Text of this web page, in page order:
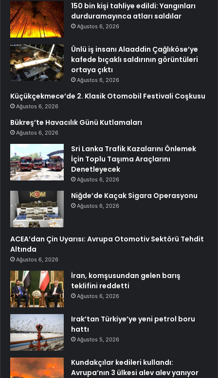
150 bin kişi tahliye edildi: Yangınları
durduramayınca atları saldılar
Ağustos 6, 2026
Ünlü iş insanı Alaaddin Çağlıköse’ye
kafede bıçaklı saldırının görüntüleri
ortaya çıktı
Ağustos 6, 2026
Küçükçekmece’de 2. Klasik Otomobil Festivali Coşkusu
Ağustos 6, 2026
Bükreş’te Havacılık Günü Kutlamaları
Ağustos 6, 2026
Sri Lanka Trafik Kazalarını Önlemek
İçin Toplu Taşıma Araçlarını
Denetleyecek
Ağustos 6, 2026
Niğde’de Kaçak Sigara Operasyonu
Ağustos 6, 2026
ACEA’dan Çin Uyarısı: Avrupa Otomotiv Sektörü Tehdit
Altında
Ağustos 6, 2026
İran, komşusundan gelen barış
teklifini reddetti
Ağustos 6, 2026
Irak’tan Türkiye’ye yeni petrol boru
hattı
Ağustos 5, 2026
Kundakçılar kedileri kullandı:
Avrupa’nın 3 ülkesi alev alev yanıyor